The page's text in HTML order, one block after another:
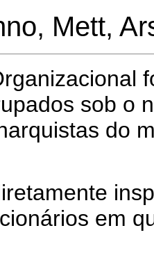
Mett,
sob o
do
em